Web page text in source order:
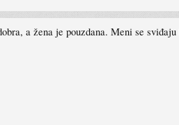
a žena je pouzdana. Meni se